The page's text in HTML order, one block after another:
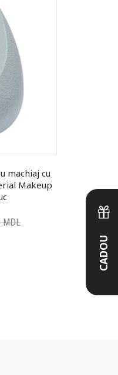
machiaj cu
Makeup
MDL
CADOU